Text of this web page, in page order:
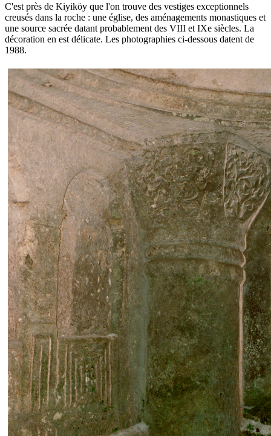
C'est près de Kiyiköy que l'on trouve des vestiges exceptionnels
creusés dans la roche : une église, des aménagements monastiques et
une source sacrée datant probablement des VIII et IXe siècles. La
décoration en est délicate. Les photographies ci-dessous datent de
1988.